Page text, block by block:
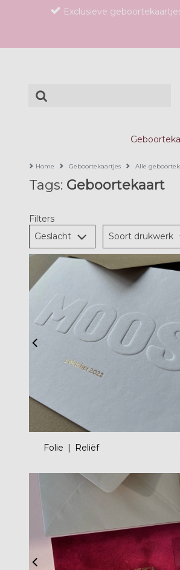
Exclusieve
Home Geboortekaartjes Alle
Tags: Geboortekaart
Filters
Geslacht
Soort drukwerk
Folie Reliëf